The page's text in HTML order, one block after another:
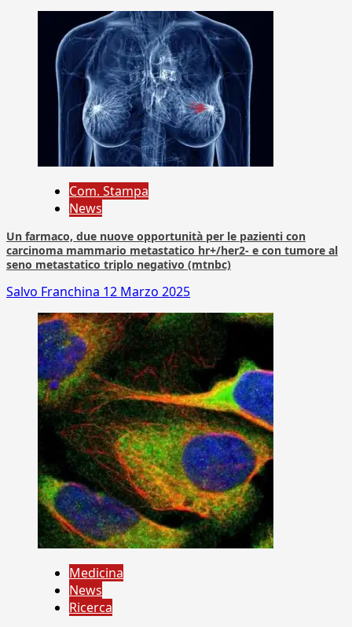
Com. Stampa
News
Un farmaco, due nuove opportunità per le pazienti con
carcinoma mammario metastatico hr+/her2- e con tumore al
seno metastatico triplo negativo (mtnbc)
Salvo Franchina 12 Marzo 2025
Medicina
News
Ricerca